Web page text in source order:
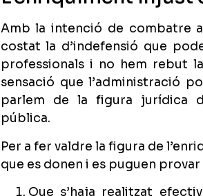
Amb la intenció de combatre
costat la d’indefensió que
professionals i no hem rebut
sensació que l’administració
parlem de la figura jurídica
pública.
Per a fer valdre la figura de
que es donen i es puguen
Que s’haja realitzat